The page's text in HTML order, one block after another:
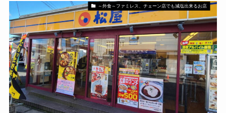
～外食～ファミレス、チェーン店でも減塩出来るお店